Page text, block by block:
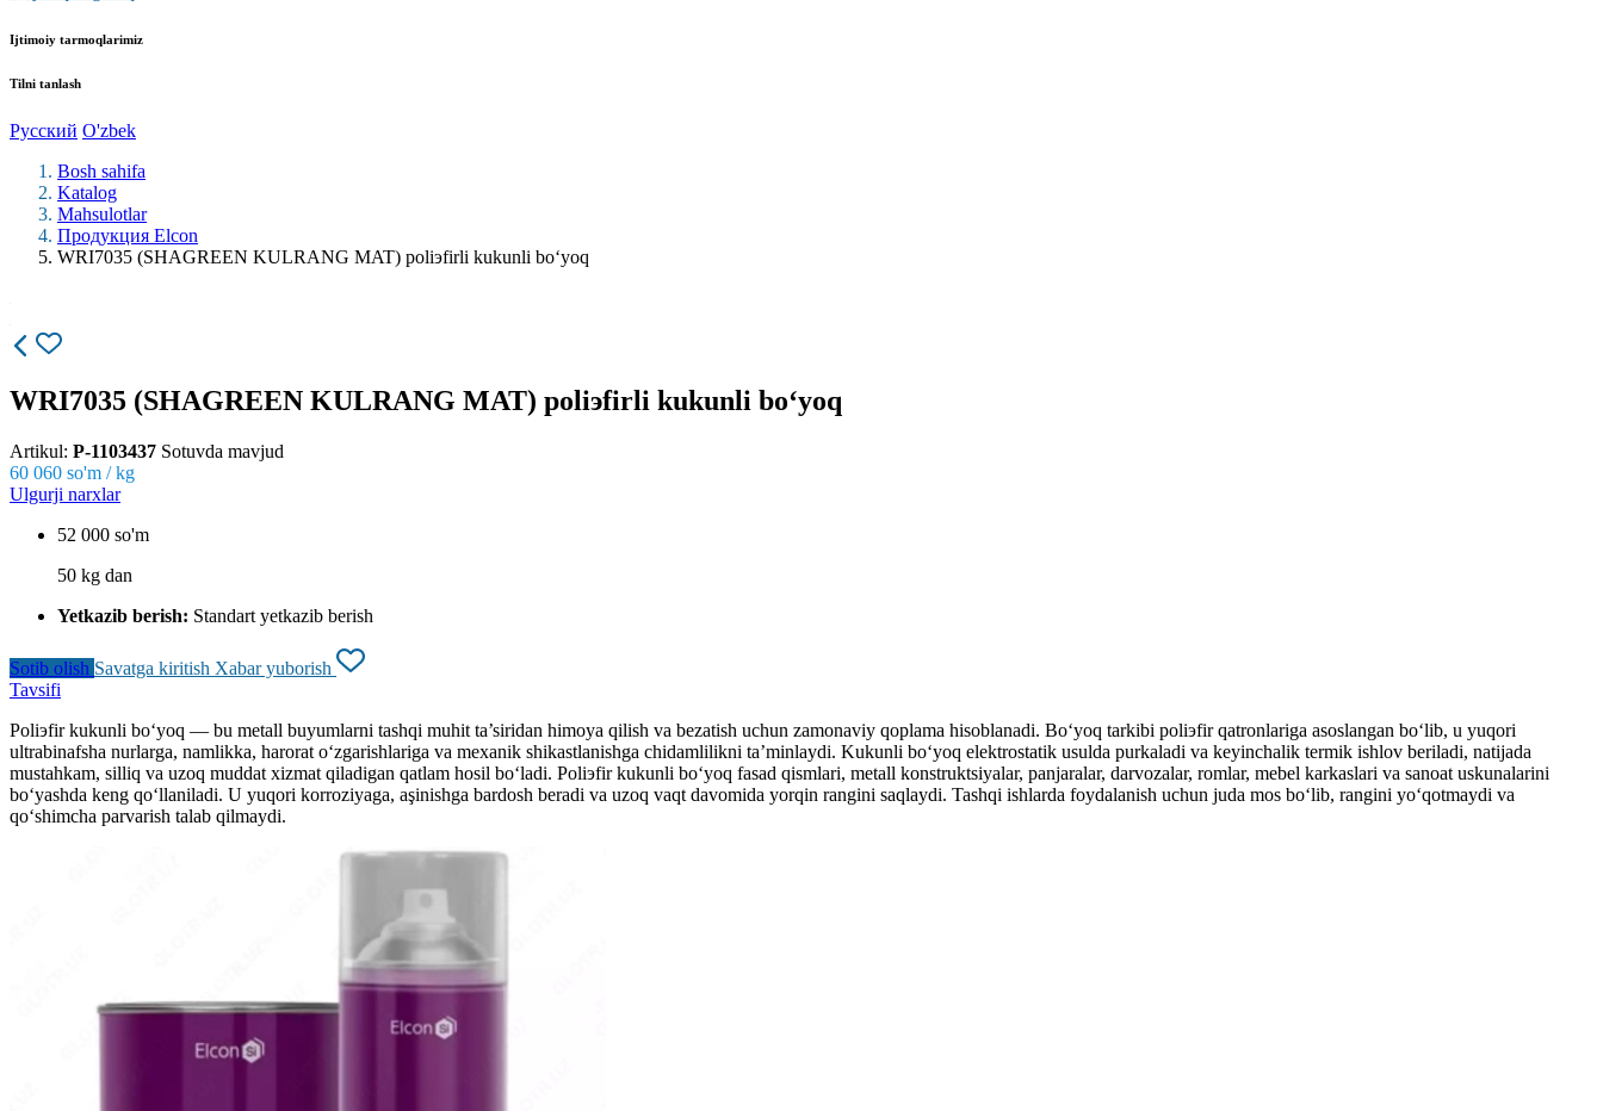
Ijtimoiy tarmoqlarimiz
Tilni tanlash
Русский O'zbek
Bosh sahifa
Katalog
Mahsulotlar
Продукция Elcon
WRI7035 (SHAGREEN KULRANG MAT) poliэfirli kukunli bo‘yoq
WRI7035 (SHAGREEN KULRANG MAT) poliэfirli kukunli bo‘yoq
Artikul: P-1103437 Sotuvda mavjud
60 060 so'm / kg
Ulgurji narxlar
52 000 so'm
50 kg dan
Yetkazib berish: Standart yetkazib berish
Sotib olish Savatga kiritish Xabar yuborish
Tavsifi
Poliэfir kukunli bo‘yoq — bu metall buyumlarni tashqi muhit ta’siridan himoya qilish va bezatish uchun zamonaviy qoplama hisoblanadi. Bo‘yoq tarkibi poliэfir qatronlariga asoslangan bo‘lib, u yuqori
ultrabinafsha nurlarga, namlikka, harorat o‘zgarishlariga va mexanik shikastlanishga chidamlilikni ta’minlaydi. Kukunli bo‘yoq elektrostatik usulda purkaladi va keyinchalik termik ishlov beriladi, natijada
mustahkam, silliq va uzoq muddat xizmat qiladigan qatlam hosil bo‘ladi. Poliэfir kukunli bo‘yoq fasad qismlari, metall konstruktsiyalar, panjaralar, darvozalar, romlar, mebel karkaslari va sanoat uskunalarini
bo‘yashda keng qo‘llaniladi. U yuqori korroziyaga, aşinishga bardosh beradi va uzoq vaqt davomida yorqin rangini saqlaydi. Tashqi ishlarda foydalanish uchun juda mos bo‘lib, rangini yo‘qotmaydi va
qo‘shimcha parvarish talab qilmaydi.